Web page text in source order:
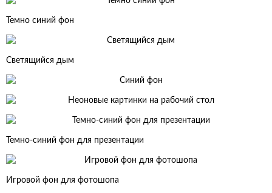
Темно синий фон
Светящийся дым
Темно-синий фон для презентации
Игровой фон для фотошопа